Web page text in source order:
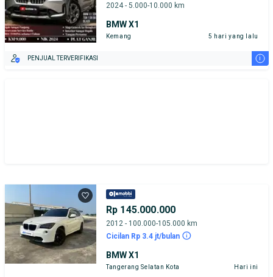
2024 - 5.000-10.000 km
BMW X1
Kemang 5 hari yang lalu
PENJUAL TERVERIFIKASI i
Rp 145.000.000
2012 - 100.000-105.000 km
Cicilan Rp 3.4 jt/bulan
BMW X1
Tangerang Selatan Kota Hari ini